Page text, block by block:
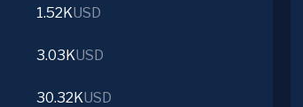
1.52KUSD
3.03KUSD
30.32KUSD